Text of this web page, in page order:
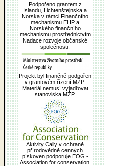
Podpořeno grantem z
Islandu, Lichtenštejnska a
Norska v rámci Finančního
mechanismu EHP a
Norského finančního
mechanismu prostřednictvím
Nadace rozvoje občanské
společnosti.
Projekt byl finančně podpořen
v grantovém řízení MŽP.
Materiál nemusí vyjadřovat
stanoviska MŽP.
Aktivity Cally v ochraně
přírodovědně cenných
pískoven podporuje EOG -
Association for conservation.